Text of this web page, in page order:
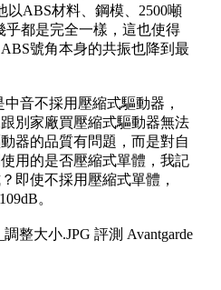
ABS材料、鋼模、2500噸
乎都是完全一樣，這也使得
號角本身的共振也降到最
音不採用壓縮式驅動器，
別家廠買壓縮式驅動器無法
器的品質有問題，而是對自
用的是否壓縮式單體，我記
即使不採用壓縮式單體，
。